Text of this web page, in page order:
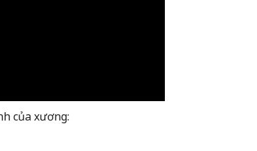
của xương: